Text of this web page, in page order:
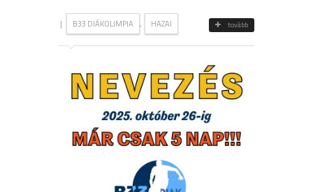
| B33 DIÁKOLIMPIA , HAZAI tovább